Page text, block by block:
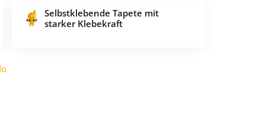
Selbstklebende Tapete mit
starker Klebekraft